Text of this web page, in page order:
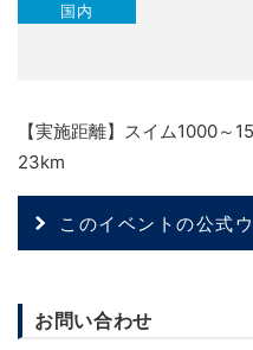
国内
【実施距離】スイム1000～
23km
このイベントの公式
お問い合わせ